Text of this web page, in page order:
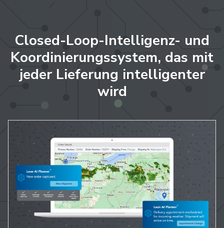
Closed-Loop-Intelligenz- und
Koordinierungssystem, das mit
jeder Lieferung intelligenter
wird